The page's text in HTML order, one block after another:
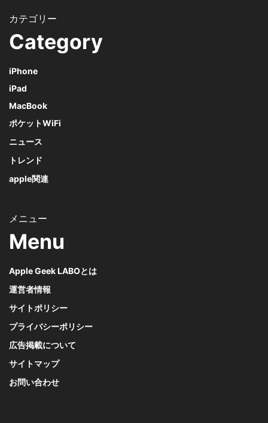
Category
iPhone
iPad
MacBook
ポケットWiFi
ニュース
トレンド
apple関連
Menu
Apple Geek LABOとは
運営者情報
サイトポリシー
プライバシーポリシー
広告掲載について
サイトマップ
お問い合わせ